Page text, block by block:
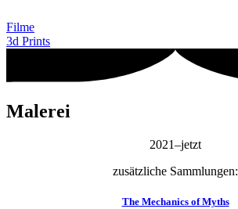
Filme
3d Prints
Malerei
2021–jetzt
zusätzliche Sammlungen:
The Mechanics of Myths